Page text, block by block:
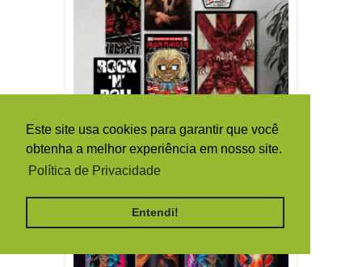
Este site usa cookies para garantir que você
obtenha a melhor experiência em nosso site.
Política de Privacidade
Entendi!